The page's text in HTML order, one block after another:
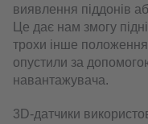
виявлення піддонів
Це дає нам змогу
трохи інше
опустили за
навантажувача.
3D-датчики